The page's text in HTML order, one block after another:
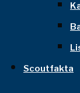
Scoutfakta